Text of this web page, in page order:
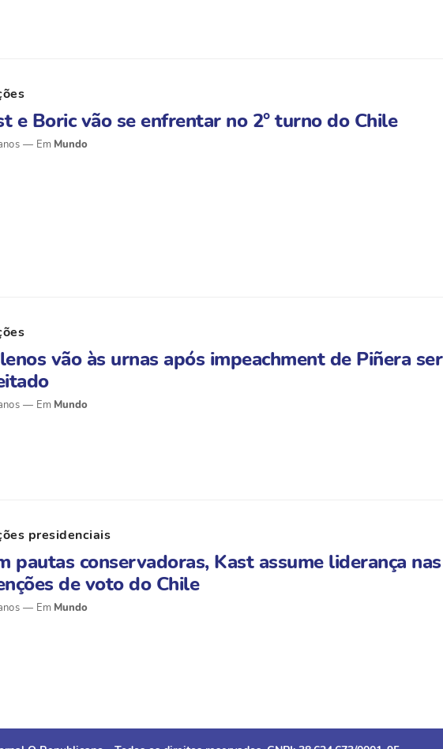
e Boric vão se enfrentar no 2° turno do Chile
Mundo
vão às urnas após impeachment de Piñera ser
Mundo
presidenciais
pautas conservadoras, Kast assume liderança nas
de voto do Chile
Mundo